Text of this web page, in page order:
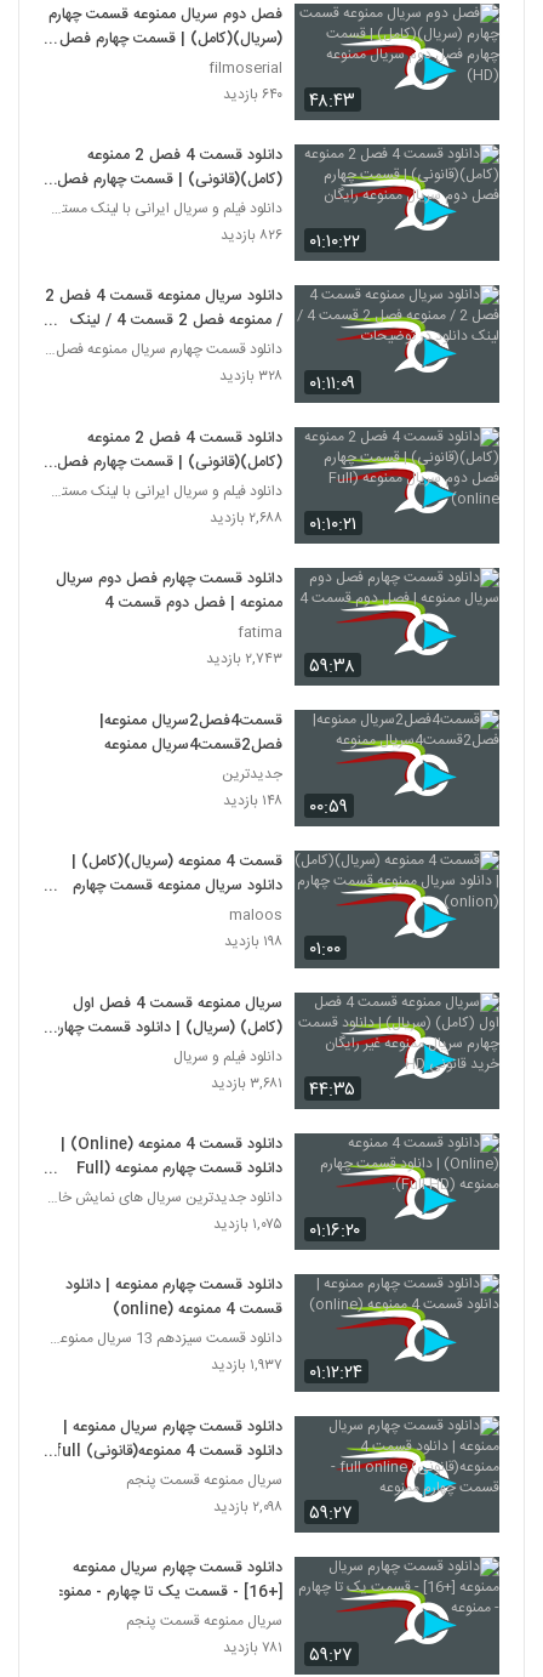
۴۸:۴۳
فصل دوم سریال ممنوعه قسمت چهارم
(سریال)(کامل) | قسمت چهارم فصل
دوم سریال ممنوعه (HD)
filmoserial
۶۴۰ بازدید
۰۱:۱۰:۲۲
دانلود قسمت 4 فصل 2 ممنوعه
(کامل)(قانونی) | قسمت چهارم فصل
دوم سریال ممنوعه رایگان
دانلود فیلم و سریال ایرانی با لینک مستقیم
۸۲۶ بازدید
۰۱:۱۱:۰۹
دانلود سریال ممنوعه قسمت 4 فصل 2
/ ممنوعه فصل 2 قسمت 4 / لینک
دانلود در توضیحات
دانلود قسمت چهارم سریال ممنوعه فصل دوم (قسمت 17)
۳۲۸ بازدید
۰۱:۱۰:۲۱
دانلود قسمت 4 فصل 2 ممنوعه
(کامل)(قانونی) | قسمت چهارم فصل
دوم سریال ممنوعه (Full online)
دانلود فیلم و سریال ایرانی با لینک مستقیم
۲,۶۸۸ بازدید
۵۹:۳۸
دانلود قسمت چهارم فصل دوم سریال
ممنوعه | فصل دوم قسمت 4
fatima
۲,۷۴۳ بازدید
۰۰:۵۹
قسمت4فصل2سریال ممنوعه|
فصل2قسمت4سریال ممنوعه
جدیدترین
۱۴۸ بازدید
۰۱:۰۰
قسمت 4 ممنوعه (سریال)(کامل) |
دانلود سریال ممنوعه قسمت چهارم
(onlion)
maloos
۱۹۸ بازدید
۴۴:۳۵
سریال ممنوعه قسمت 4 فصل اول
(کامل) (سریال) | دانلود قسمت چهارم
سریال ممنوعه غیر رایگان خرید قانونی
HD
دانلود فیلم و سریال
۳,۶۸۱ بازدید
۰۱:۱۶:۲۰
دانلود قسمت 4 ممنوعه (Online) |
دانلود قسمت چهارم ممنوعه (Full
HD).
دانلود جدیدترین سریال های نمایش خانگی
۱,۰۷۵ بازدید
۰۱:۱۲:۲۴
دانلود قسمت چهارم ممنوعه | دانلود
قسمت 4 ممنوعه (online)
دانلود قسمت سیزدهم 13 سریال ممنوعه قانونی
۱,۹۳۷ بازدید
۵۹:۲۷
دانلود قسمت چهارم سریال ممنوعه |
دانلود قسمت 4 ممنوعه(قانونی) full
online - قسمت چهارم ممنوعه
سریال ممنوعه قسمت پنجم
۲,۰۹۸ بازدید
۵۹:۲۷
دانلود قسمت چهارم سریال ممنوعه
[+16] - قسمت یک تا چهارم - ممنوعه
سریال ممنوعه قسمت پنجم
۷۸۱ بازدید